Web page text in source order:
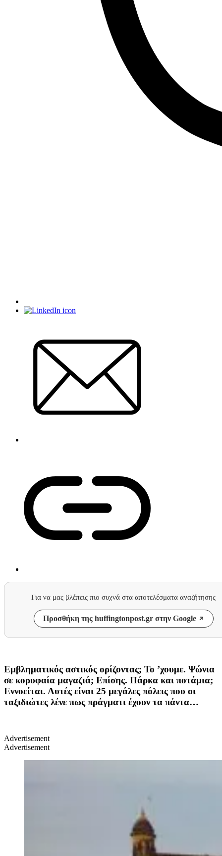
Για να μας βλέπεις πιο συχνά στα αποτελέσματα αναζήτησης
Προσθήκη της huffingtonpost.gr στην Google
Εμβληματικός αστικός ορίζοντας; Το ’χουμε. Ψώνια
σε κορυφαία μαγαζιά; Επίσης. Πάρκα και ποτάμια;
Εννοείται. Αυτές είναι 25 μεγάλες πόλεις που οι
ταξιδιώτες λένε πως πράγματι έχουν τα πάντα…
Advertisement
Advertisement